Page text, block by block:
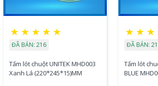
★ ★ ★ ★ ★
ĐÃ BÁN: 216
Tấm lót chuột UNITEK MHD003
Xanh Lá (220*245*15)MM
★ ★ ★
ĐÃ BÁN:
Tấm lót
BLUE